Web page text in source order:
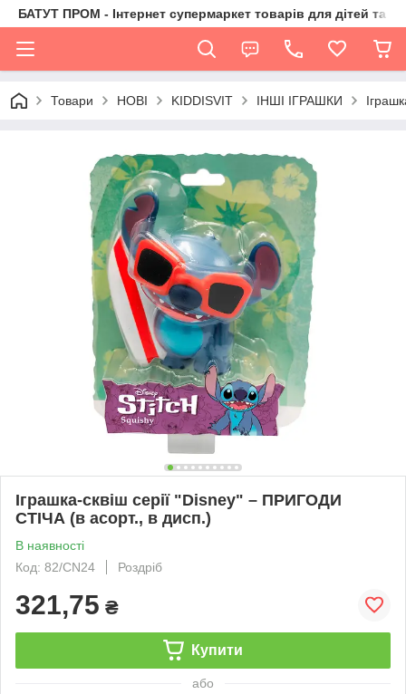
БАТУТ ПРОМ - Інтернет супермаркет товарів для дітей та їх
Товари НОВІ KIDDISVIT ІНШІ ІГРАШКИ
Іграшка-сквіш серії "Disney" – ПРИГОДИ
СТІЧА (в асорт., в дисп.)
В наявності
Код: 82/CN24
Роздріб
321,75 ₴
Купити
або